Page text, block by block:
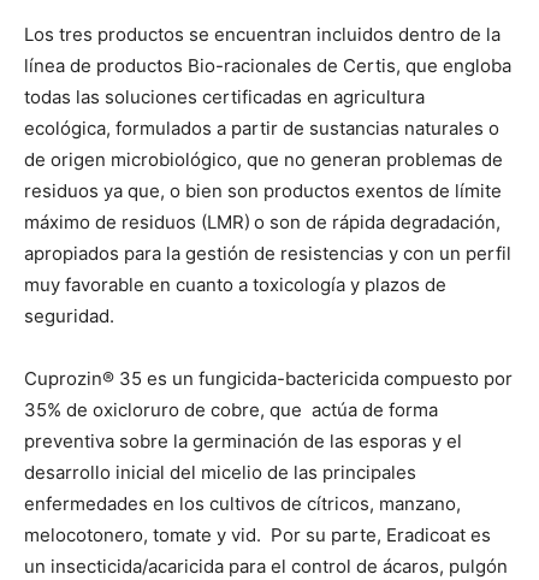
Los tres productos se encuentran incluidos dentro de la
línea de productos Bio-racionales de Certis, que engloba
todas las soluciones certificadas en agricultura
ecológica, formulados a partir de sustancias naturales o
de origen microbiológico, que no generan problemas de
residuos ya que, o bien son productos exentos de límite
máximo de residuos (LMR) o son de rápida degradación,
apropiados para la gestión de resistencias y con un perfil
muy favorable en cuanto a toxicología y plazos de
seguridad.
Cuprozin® 35 es un fungicida-bactericida compuesto por
35% de oxicloruro de cobre, que actúa de forma
preventiva sobre la germinación de las esporas y el
desarrollo inicial del micelio de las principales
enfermedades en los cultivos de cítricos, manzano,
melocotonero, tomate y vid. Por su parte, Eradicoat es
un insecticida/acaricida para el control de ácaros, pulgón